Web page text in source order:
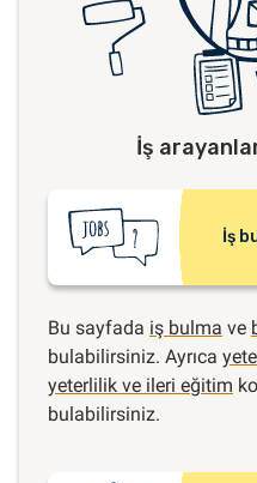
İş
İş
Bu sayfada iş bulma ve
bulabilirsiniz. Ayrıca
yeterlilik ve ileri eğitim
bulabilirsiniz.